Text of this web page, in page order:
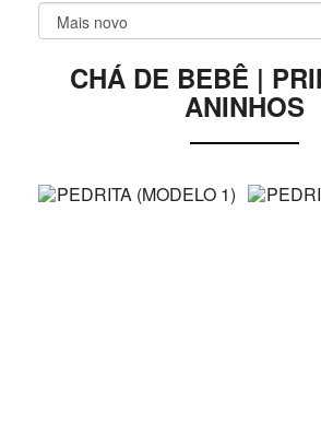
CHÁ DE BEBÊ |
ANINHOS